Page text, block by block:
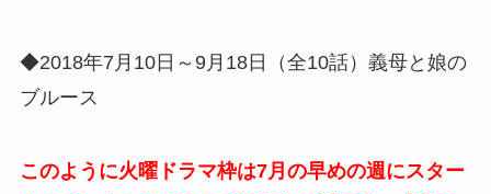
◆2018年7月10日～9月18日（全10話）義母と娘の
ブルース
このように火曜ドラマ枠は7月の早めの週にスター